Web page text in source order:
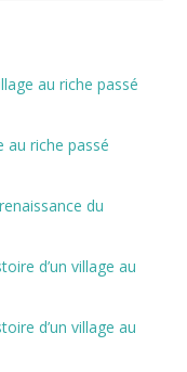
au riche passé
au riche passé
du
d’un village au
d’un village au